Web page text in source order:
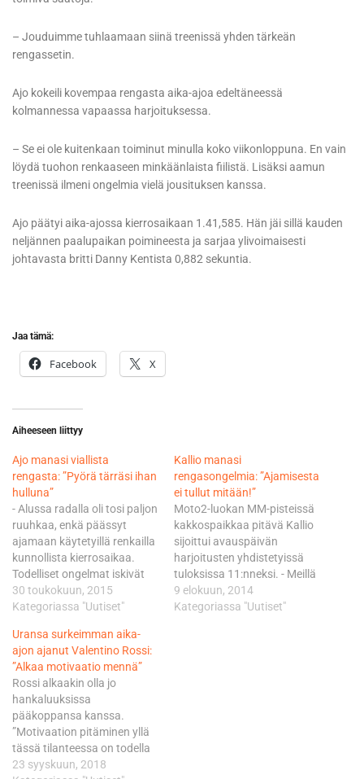
– Jouduimme tuhlaamaan siinä treenissä yhden tärkeän
rengassetin.
Ajo kokeili kovempaa rengasta aika-ajoa edeltäneessä
kolmannessa vapaassa harjoituksessa.
– Se ei ole kuitenkaan toiminut minulla koko viikonloppuna. En vain
löydä tuohon renkaaseen minkäänlaista fiilistä. Lisäksi aamun
treenissä ilmeni ongelmia vielä jousituksen kanssa.
Ajo päätyi aika-ajossa kierrosaikaan 1.41,585. Hän jäi sillä kauden
neljännen paalupaikan poimineesta ja sarjaa ylivoimaisesti
johtavasta britti Danny Kentista 0,882 sekuntia.
Jaa tämä:
Facebook X
Aiheeseen liittyy
Ajo manasi viallista
rengasta: ”Pyörä tärräsi ihan
hulluna”
- Alussa radalla oli tosi paljon
ruuhkaa, enkä päässyt
ajamaan käytetyillä renkailla
kunnollista kierrosaikaa.
Todelliset ongelmat iskivät
kuitenkin sitten
varikkokäynnin jälkeen tuon
huonoa tuuriaan. Aamun
harjoituksessa vielä
kahdeksanneksi päätyneen
RBA Racing-tiimin
suomalaiskuljettajan
kilvanajo kääntyi siinä
vaiheessa lähinnä
selviytymistaisteluksi ennen
paluuta ratavarikolle. - Pyörä
30 toukokuun, 2015
Kategoriassa "Uutiset"
Kallio manasi
rengasongelmia: ”Ajamisesta
ei tullut mitään!”
Moto2-luokan MM-pisteissä
kakkospaikkaa pitävä Kallio
sijoittui avauspäivän
harjoitusten yhdistetyissä
tuloksissa 11:nneksi. - Meillä
oli koko päivän erilaisia
rengasongelmia. Aamulla
9 elokuun, 2014
Kategoriassa "Uutiset"
Uransa surkeimman aika-
ajon ajanut Valentino Rossi:
”Alkaa motivaatio mennä”
Rossi alkaakin olla jo
hankaluuksissa
pääkoppansa kanssa.
”Motivaation pitäminen yllä
tässä tilanteessa on todella
hankalaa. Tällä hetkellä
23 syyskuun, 2018